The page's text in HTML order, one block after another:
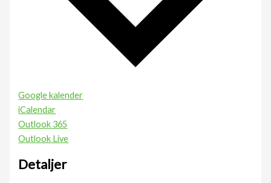
Google kalender
iCalendar
Outlook 365
Outlook Live
Detaljer